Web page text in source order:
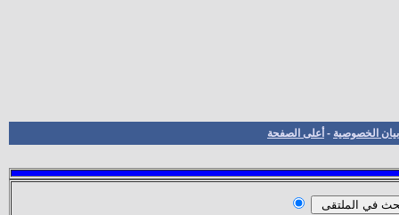
بيان الخصوصية - أعلى الصفحة